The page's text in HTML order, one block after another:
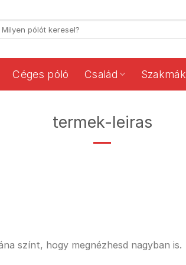
Céges póló Család Szakmák
termek-leiras
színt, hogy megnézhesd nagyban is.